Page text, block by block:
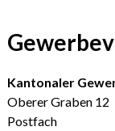
Kantonaler
Oberer Graben 12
Postfach